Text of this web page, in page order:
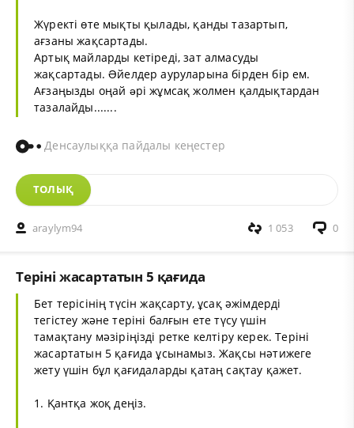
Жүректі өте мықты қылады, қанды тазартып,
ағзаны жақсартады.
Артық майларды кетіреді, зат алмасуды
жақсартады. Əйелдер ауруларына бірден бір ем.
Ағзаңызды оңай əрі жұмсақ жолмен қалдықтардан
тазалайды.......
Денсаулыққа пайдалы кеңестер
ТОЛЫҚ
araylym94 0
1 053
Теріні жасартатын 5 қағида
Бет терісінің түсін жақсарту, ұсақ әжімдерді
тегістеу және теріні балғын ете түсу үшін
тамақтану мәзіріңізді ретке келтіру керек. Теріні
жасартатын 5 қағида ұсынамыз. Жақсы нәтижеге
жету үшін бұл қағидаларды қатаң сақтау қажет.
1. Қантқа жоқ деңіз.